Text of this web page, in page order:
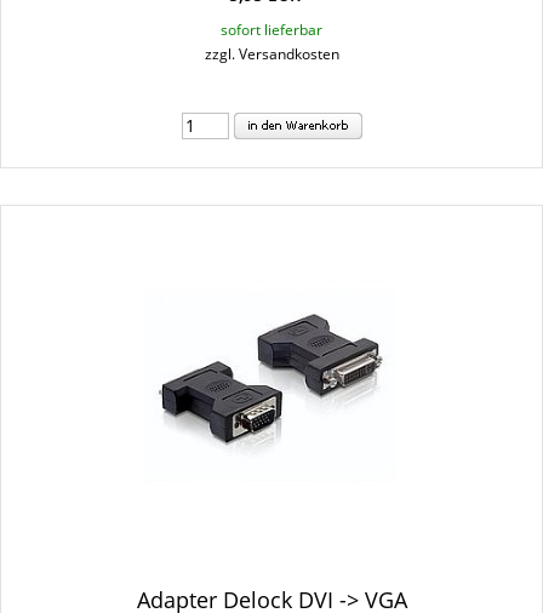
sofort lieferbar
zzgl. Versandkosten
Adapter Delock DVI -> VGA